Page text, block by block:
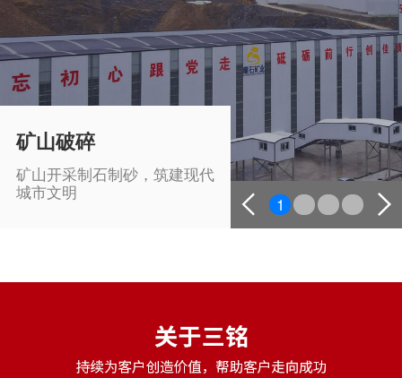
矿山破碎
矿山开采制石制砂，筑建现代
城市文明
1